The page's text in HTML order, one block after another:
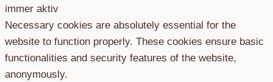
immer aktiv
Necessary cookies are absolutely essential for the
website to function properly. These cookies ensure basic
functionalities and security features of the website,
anonymously.